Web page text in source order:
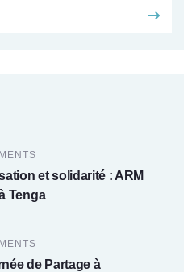
et solidarité : ARM
Tenga
de Partage à